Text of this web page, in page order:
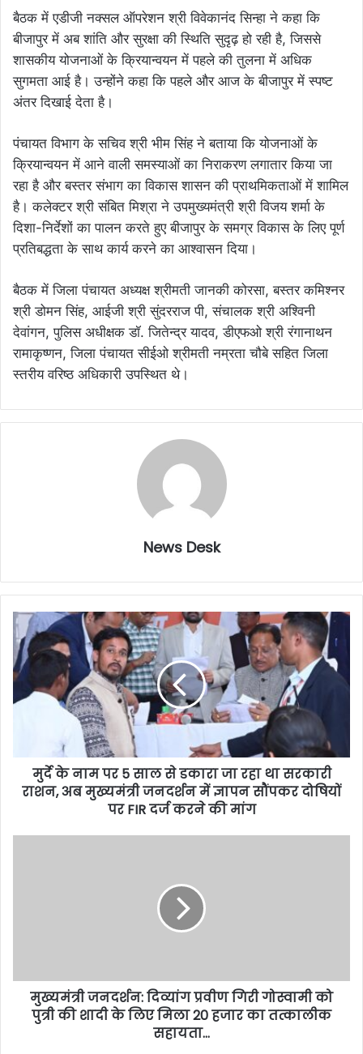
बैठक में एडीजी नक्सल ऑपरेशन श्री विवेकानंद सिन्हा ने कहा कि
बीजापुर में अब शांति और सुरक्षा की स्थिति सुदृढ़ हो रही है, जिससे
शासकीय योजनाओं के क्रियान्वयन में पहले की तुलना में अधिक
सुगमता आई है। उन्होंने कहा कि पहले और आज के बीजापुर में स्पष्ट
अंतर दिखाई देता है।
पंचायत विभाग के सचिव श्री भीम सिंह ने बताया कि योजनाओं के
क्रियान्वयन में आने वाली समस्याओं का निराकरण लगातार किया जा
रहा है और बस्तर संभाग का विकास शासन की प्राथमिकताओं में शामिल
है। कलेक्टर श्री संबित मिश्रा ने उपमुख्यमंत्री श्री विजय शर्मा के
दिशा-निर्देशों का पालन करते हुए बीजापुर के समग्र विकास के लिए पूर्ण
प्रतिबद्धता के साथ कार्य करने का आश्वासन दिया।
बैठक में जिला पंचायत अध्यक्ष श्रीमती जानकी कोरसा, बस्तर कमिश्नर
श्री डोमन सिंह, आईजी श्री सुंदरराज पी, संचालक श्री अश्विनी
देवांगन, पुलिस अधीक्षक डॉ. जितेन्द्र यादव, डीएफओ श्री रंगानाथन
रामाकृष्णन, जिला पंचायत सीईओ श्रीमती नम्रता चौबे सहित जिला
स्तरीय वरिष्ठ अधिकारी उपस्थित थे।
News Desk
मुर्दे के नाम पर 5 साल से डकारा जा रहा था सरकारी
राशन, अब मुख्यमंत्री जनदर्शन में ज्ञापन सौंपकर दोषियों
पर FIR दर्ज करने की मांग
मुख्यमंत्री जनदर्शन: दिव्यांग प्रवीण गिरी गोस्वामी को
पुत्री की शादी के लिए मिला 20 हजार का तत्कालीक
सहायता…